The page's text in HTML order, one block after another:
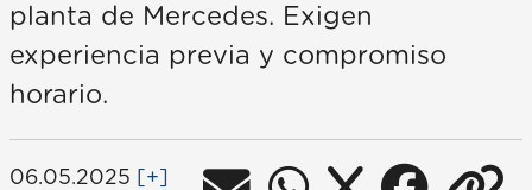
planta de Mercedes. Exigen
experiencia previa y compromiso
horario.
06.05.2025 [+]